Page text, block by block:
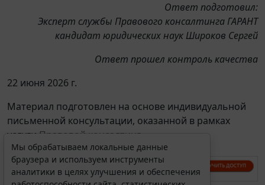
Ответ подготовил:
Эксперт службы Правового консалтинга ГАРАНТ
кандидат юридических наук Широков Сергей
Ответ прошел контроль качества
22 июня 2026 г.
Материал подготовлен на основе индивидуальной
письменной консультации, оказанной в рамках
услуги Правовой консалтинг.
Мы обрабатываем локальные данные
браузера и используем инструменты
аналитики в целях улучшения и обеспечения